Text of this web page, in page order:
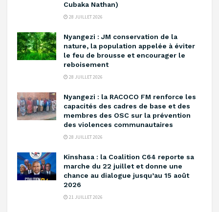
Cubaka Nathan)
28 JUILLET 2026
‎Nyangezi : JM conservation de la
nature, la population appelée à éviter
le feu de brousse et encourager le
reboisement ‎
28 JUILLET 2026
‎Nyangezi : la RACOCO FM renforce les
capacités des cadres de base et des
membres des OSC sur la prévention
des violences communautaires ‎
28 JUILLET 2026
Kinshasa : la Coalition C64 reporte sa
marche du 22 juillet et donne une
chance au dialogue jusqu’au 15 août
2026
21 JUILLET 2026